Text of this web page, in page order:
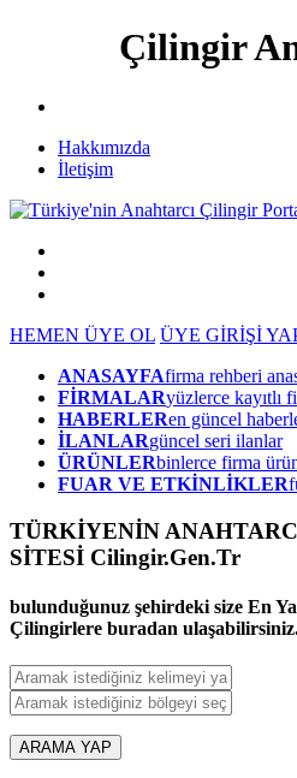
Çilingir
Hakkımızda
İletişim
HEMEN ÜYE OL ÜYE GİRİŞİ
ANASAYFAfirma rehberi
FİRMALARyüzlerce kayıtlı
HABERLERen güncel
İLANLARgüncel seri ilanlar
ÜRÜNLERbinlerce firma
FUAR VE ETKİNLİKLER
TÜRKİYENİN
SİTESİ Cilingir.Gen.Tr
bulunduğunuz şehirdeki size En
Çilingirlere buradan
ARAMA YAP